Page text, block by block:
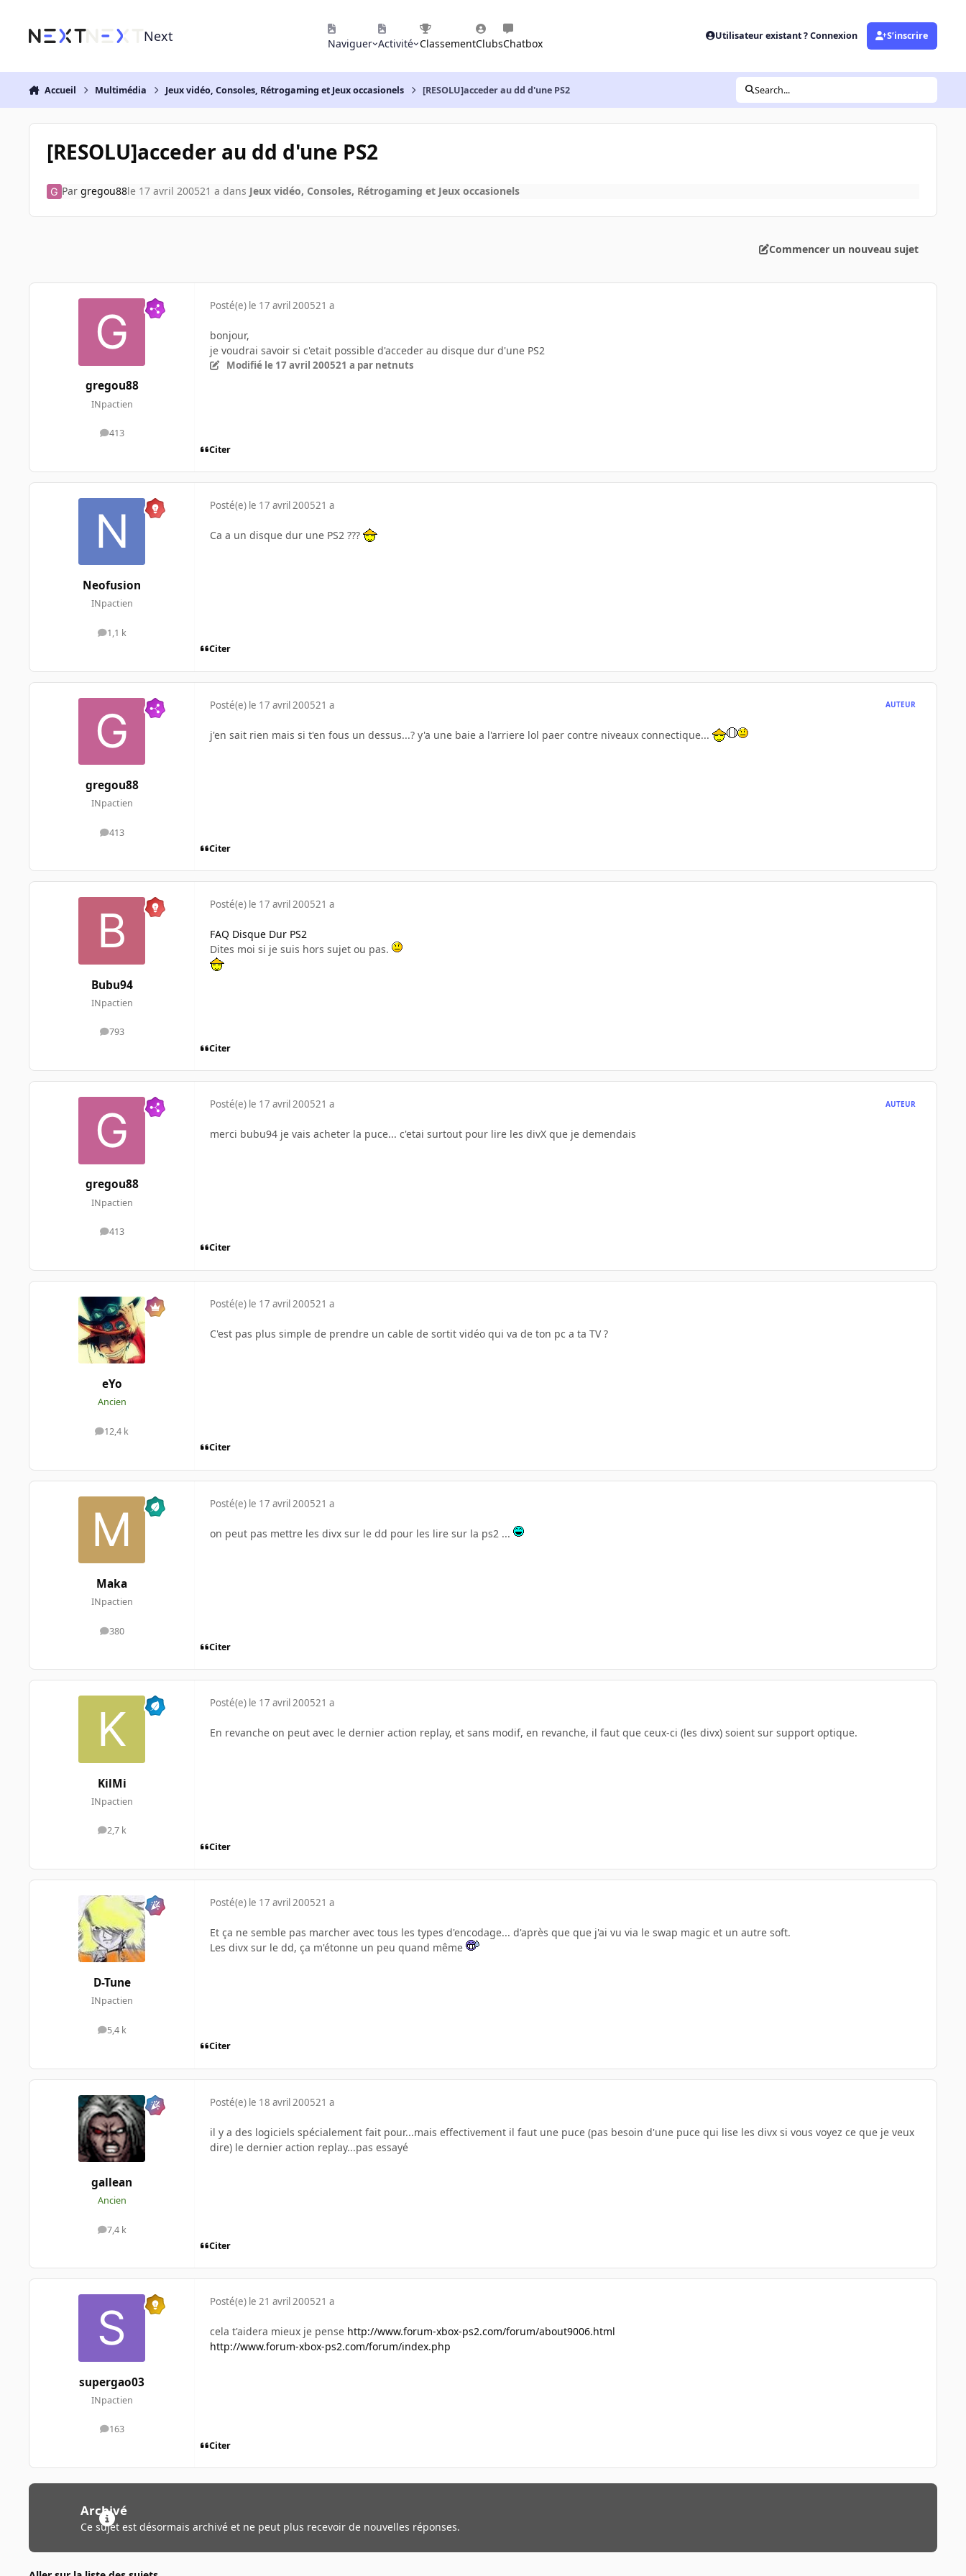
Next Naviguer Activité ClassementClubsChatbox
Utilisateur existant ? Connexion S’inscrire
Accueil Multimédia Jeux vidéo, Consoles, Rétrogaming et Jeux occasionels [RESOLU]acceder au dd d'une PS2 Search...
[RESOLU]acceder au dd d'une PS2
Par gregou88le 17 avril 200521 a dans Jeux vidéo, Consoles, Rétrogaming et Jeux occasionels
Commencer un nouveau sujet
gregou88
INpactien
413
messages
Posté(e) le 17 avril 200521 a
bonjour,
je voudrai savoir si c'etait possible d'acceder au disque dur d'une PS2
Modifié le 17 avril 200521 a par netnuts
Citer
Neofusion
INpactien
1,1 k
messages
Posté(e) le 17 avril 200521 a
Ca a un disque dur une PS2 ???
Citer
gregou88
INpactien
413
messages
Posté(e) le 17 avril 200521 a AUTEUR
j'en sait rien mais si t'en fous un dessus...? y'a une baie a l'arriere lol paer contre niveaux connectique...
Citer
Bubu94
INpactien
793
messages
Posté(e) le 17 avril 200521 a
FAQ Disque Dur PS2
Dites moi si je suis hors sujet ou pas.
Citer
gregou88
INpactien
413
messages
Posté(e) le 17 avril 200521 a AUTEUR
merci bubu94 je vais acheter la puce... c'etai surtout pour lire les divX que je demendais
Citer
eYo
Ancien
12,4 k
messages
Posté(e) le 17 avril 200521 a
C'est pas plus simple de prendre un cable de sortit vidéo qui va de ton pc a ta TV ?
Citer
Maka
INpactien
380
messages
Posté(e) le 17 avril 200521 a
on peut pas mettre les divx sur le dd pour les lire sur la ps2 ...
Citer
KilMi
INpactien
2,7 k
messages
Posté(e) le 17 avril 200521 a
En revanche on peut avec le dernier action replay, et sans modif, en revanche, il faut que ceux-ci (les divx) soient sur support optique.
Citer
D-Tune
INpactien
5,4 k
messages
Posté(e) le 17 avril 200521 a
Et ça ne semble pas marcher avec tous les types d'encodage... d'après que que j'ai vu via le swap magic et un autre soft.
Les divx sur le dd, ça m'étonne un peu quand même
Citer
gallean
Ancien
7,4 k
messages
Posté(e) le 18 avril 200521 a
il y a des logiciels spécialement fait pour...mais effectivement il faut une puce (pas besoin d'une puce qui lise les divx si vous voyez ce que je veux
dire) le dernier action replay...pas essayé
Citer
supergao03
INpactien
163
messages
Posté(e) le 21 avril 200521 a
cela t'aidera mieux je pense http://www.forum-xbox-ps2.com/forum/about9006.html
http://www.forum-xbox-ps2.com/forum/index.php
Citer
Archivé
Ce sujet est désormais archivé et ne peut plus recevoir de nouvelles réponses.